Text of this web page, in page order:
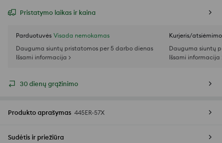
Pristatymo laikas ir kaina
Parduotuvės Visada nemokamas
Dauguma siuntų pristatomos per 5 darbo dienas
Išsami informacija >
Kurjeris/
Dauguma siuntų
Išsami informacija
30 dienų grąžinimo
Produkto aprašymas 445ER-57X
Sudėtis ir priežiūra